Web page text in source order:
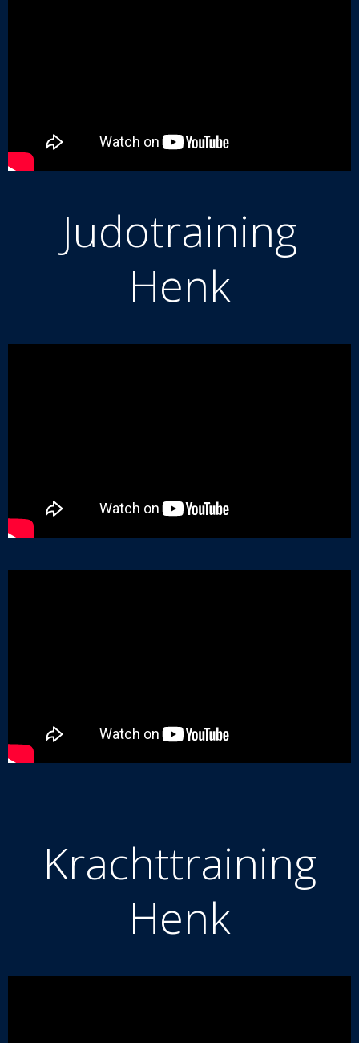
Judotraining
Henk
Krachttraining
Henk